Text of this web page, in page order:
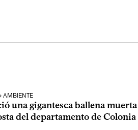
AMBIENTE
una gigantesca ballena muerta
del departamento de Colonia